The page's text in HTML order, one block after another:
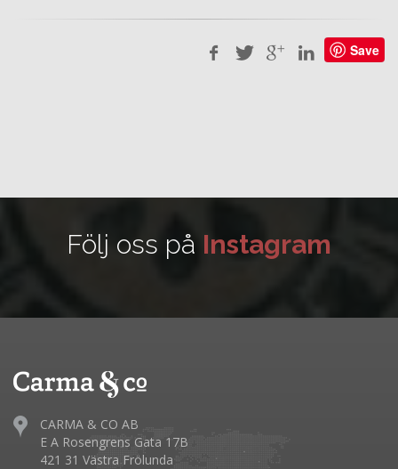
Save
Följ oss på Instagram
CARMA & CO AB
E A Rosengrens Gata 17B
421 31 Västra Frölunda